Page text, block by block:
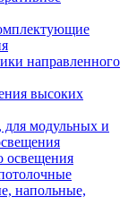
направленного
высоких
модульных и
освещения
напольные,